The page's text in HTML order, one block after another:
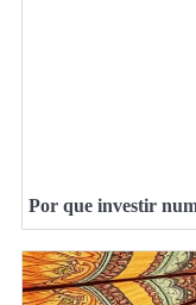
Por que investir